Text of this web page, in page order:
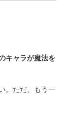
キャラが魔法を
。ただ、もう一